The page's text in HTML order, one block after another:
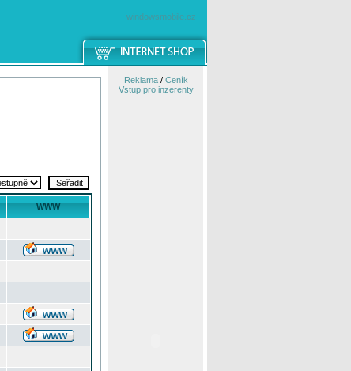
windowsmobile.cz
WWW
Reklama/ Ceník
Vstup pro inzerenty